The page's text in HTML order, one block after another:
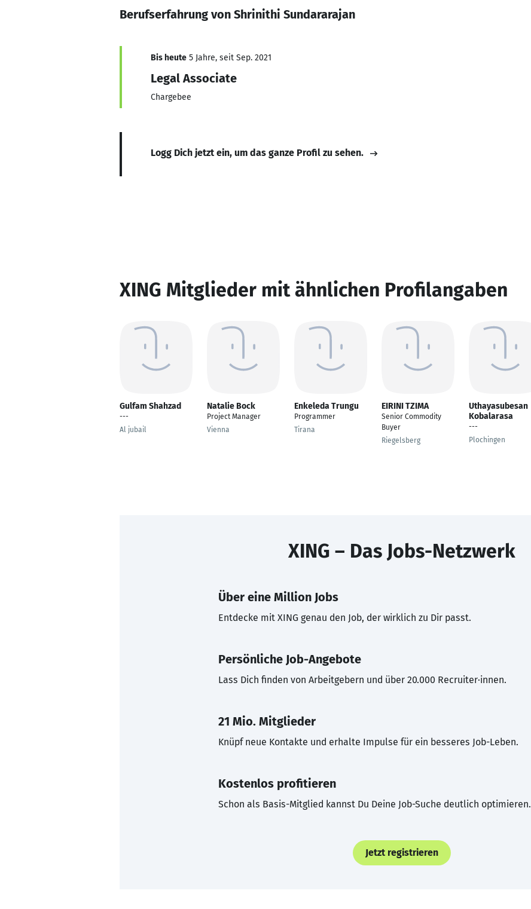
Berufserfahrung von Shrinithi Sundararajan
Bis heute 5 Jahre, seit Sep. 2021
Legal Associate
Chargebee
Logg Dich jetzt ein, um das ganze Profil zu sehen.
XING Mitglieder mit ähnlichen Profilangaben
Gulfam Shahzad
---
Al jubail
Natalie Bock
Project Manager
Vienna
Enkeleda Trungu
Programmer
Tirana
EIRINI TZIMA
Senior Commodity
Buyer
Riegelsberg
Uthayasubesan
Kobalarasa
---
Plochingen
XING – Das Jobs-Netzwerk
Über eine Million Jobs
Entdecke mit XING genau den Job, der wirklich zu Dir passt.
Persönliche Job-Angebote
Lass Dich finden von Arbeitgebern und über 20.000 Recruiter·innen.
21 Mio. Mitglieder
Knüpf neue Kontakte und erhalte Impulse für ein besseres Job-Leben.
Kostenlos profitieren
Schon als Basis-Mitglied kannst Du Deine Job-Suche deutlich optimieren.
Jetzt registrieren